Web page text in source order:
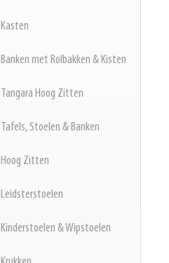
Kasten
Banken met Rolbakken & Kisten
Tangara Hoog Zitten
Tafels, Stoelen & Banken
Hoog Zitten
Leidsterstoelen
Kinderstoelen & Wipstoelen